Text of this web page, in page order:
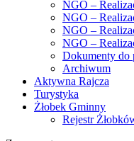
NGO –
NGO –
NGO –
NGO –
Dokumenty do
Archiwum
Aktywna Rajcza
Turystyka
Żłobek Gminny
Rejestr